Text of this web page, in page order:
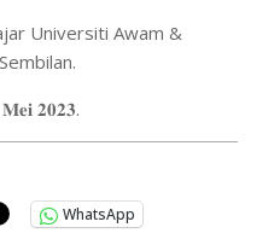
Universiti Awam &
𝟐𝟎𝟐𝟑.
WhatsApp